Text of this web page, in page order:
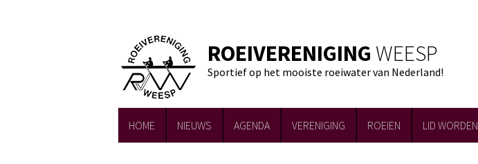
ROEIVERENIGING WEESP
Sportief op het mooiste roeiwater van Nederland!
HOME NIEUWS AGENDA VERENIGING ROEIEN LID WORDEN